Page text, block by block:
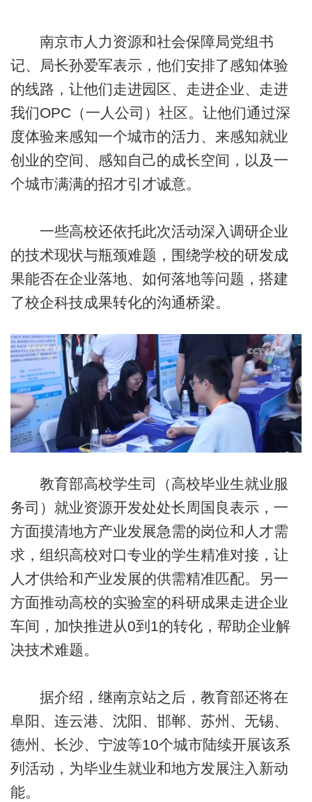
南京市人力资源和社会保障局党组书
记、局长孙爱军表示，他们安排了感知体验
的线路，让他们走进园区、走进企业、走进
我们OPC（一人公司）社区。让他们通过深
度体验来感知一个城市的活力、来感知就业
创业的空间、感知自己的成长空间，以及一
个城市满满的招才引才诚意。
一些高校还依托此次活动深入调研企业
的技术现状与瓶颈难题，围绕学校的研发成
果能否在企业落地、如何落地等问题，搭建
了校企科技成果转化的沟通桥梁。
教育部高校学生司（高校毕业生就业服
务司）就业资源开发处处长周国良表示，一
方面摸清地方产业发展急需的岗位和人才需
求，组织高校对口专业的学生精准对接，让
人才供给和产业发展的供需精准匹配。另一
方面推动高校的实验室的科研成果走进企业
车间，加快推进从0到1的转化，帮助企业解
决技术难题。
据介绍，继南京站之后，教育部还将在
阜阳、连云港、沈阳、邯郸、苏州、无锡、
德州、长沙、宁波等10个城市陆续开展该系
列活动，为毕业生就业和地方发展注入新动
能。